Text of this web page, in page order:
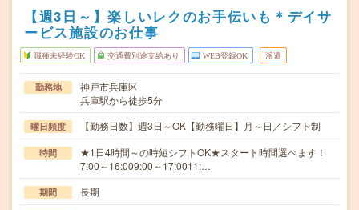
【週3日～】楽しいレクのお手伝いも＊デイサ
ービス施設のお仕事
職種未経験OK 交通費別途支給あり WEB登録OK 派遣
勤務地
神戸市兵庫区
兵庫駅から徒歩5分
曜日頻度 【勤務日数】週3日～OK【勤務曜日】月～日／シフト制
時間
★1日4時間～の時短シフトOK★スタート時間選べます！
7:00～16:009:00～17:0011:…
期間 長期